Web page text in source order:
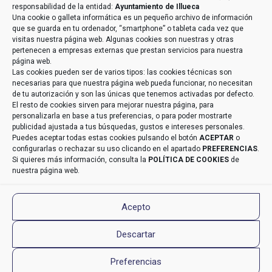
responsabilidad de la entidad: Ayuntamiento de Illueca
Una cookie o galleta informática es un pequeño archivo de información
que se guarda en tu ordenador, “smartphone” o tableta cada vez que
visitas nuestra página web. Algunas cookies son nuestras y otras
pertenecen a empresas externas que prestan servicios para nuestra
página web.
Las cookies pueden ser de varios tipos: las cookies técnicas son
necesarias para que nuestra página web pueda funcionar, no necesitan
de tu autorización y son las únicas que tenemos activadas por defecto.
El resto de cookies sirven para mejorar nuestra página, para
personalizarla en base a tus preferencias, o para poder mostrarte
publicidad ajustada a tus búsquedas, gustos e intereses personales.
Puedes aceptar todas estas cookies pulsando el botón ACEPTAR o
configurarlas o rechazar su uso clicando en el apartado PREFERENCIAS.
Si quieres más información, consulta la POLÍTICA DE COOKIES de
nuestra página web.
Acepto
Descartar
Preferencias
Con carácter general, sólo el personal de nuestra
entidad que esté debidamente autorizado podrá tener
conocimiento de la información que le pedimos /
Derechos » Tiene derecho a saber qué información
tenemos sobre usted, corregirla y eliminarla, tal y
como se explica en la información adicional
disponible en nuestra página web / Información
Adicional » Más información en el apartado“POLÍTICA
DE PRIVACIDAD”de nuestra página web / Datos de
Contacto DPD » aeneriz@audidat.com
derechos reservados | Diseño WebEstudio Digital
MC CliC